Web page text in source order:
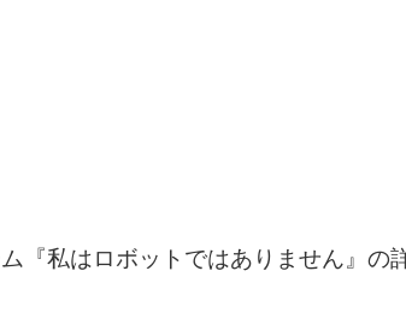
『私はロボットではありません』の